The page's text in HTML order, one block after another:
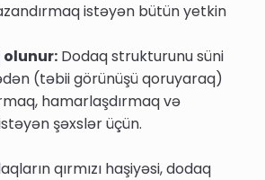
istəyən bütün yetkin
Dodaq strukturunu süni
(təbii görünüşü qoruyaraq)
hamarlaşdırmaq və
şəxslər üçün.
qırmızı haşiyəsi, dodaq